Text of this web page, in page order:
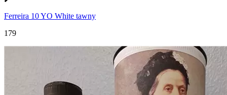
Ferreira 10 YO White tawny
179